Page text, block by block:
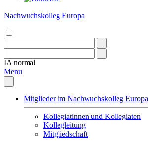
Nachwuchskolleg Europa
IA normal
Menu
Mitglieder im Nachwuchskolleg Europa
Kollegiatinnen und Kollegiaten
Kollegleitung
Mitgliedschaft